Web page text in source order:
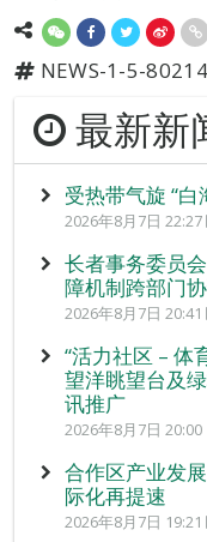
NEWS-1-5-
最新新
受热带气旋 “
2026年8月7日 22:27
长者事务委员
障机制跨部门
2026年8月7日 20:41
“活力社区 – 体
望洋眺望台及
讯推广
2026年8月7日 20:00
合作区产业发
际化再提速
2026年8月7日 19:21